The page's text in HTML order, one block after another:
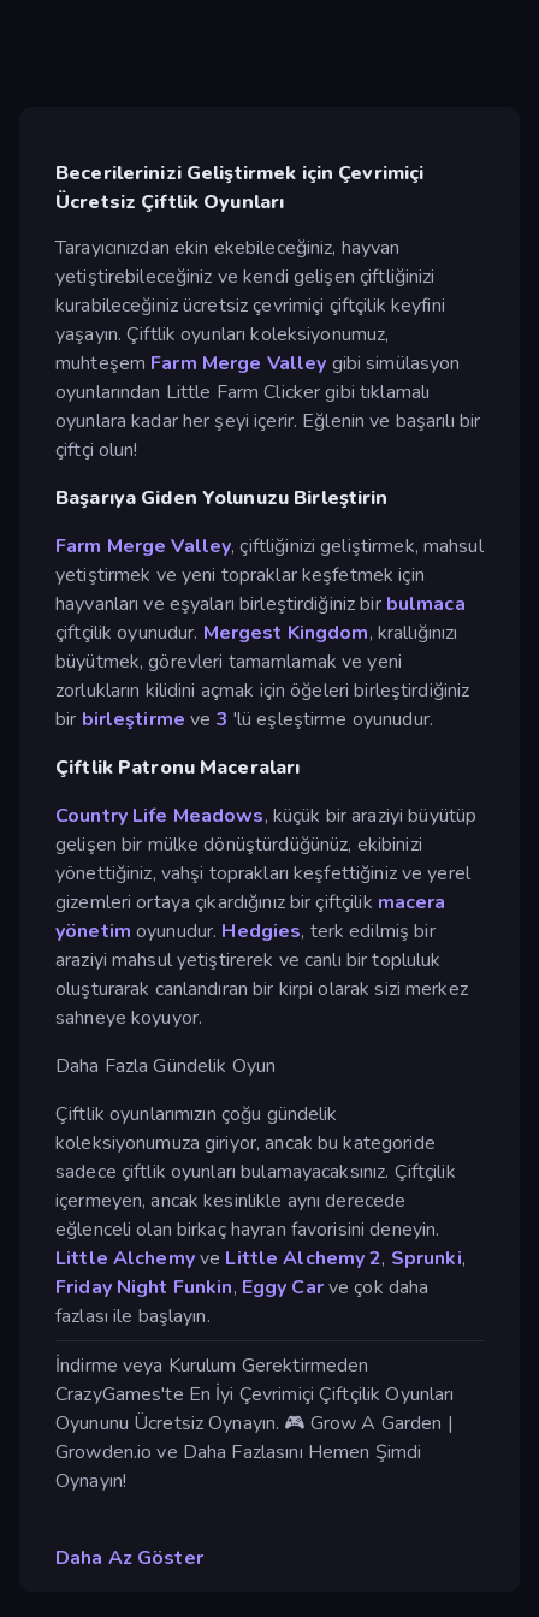
Becerilerinizi Geliştirmek için Çevrimiçi
Ücretsiz Çiftlik Oyunları
Tarayıcınızdan ekin ekebileceğiniz, hayvan
yetiştirebileceğiniz ve kendi gelişen çiftliğinizi
kurabileceğiniz ücretsiz çevrimiçi çiftçilik keyfini
yaşayın. Çiftlik oyunları koleksiyonumuz,
muhteşem Farm Merge Valley gibi simülasyon
oyunlarından Little Farm Clicker gibi tıklamalı
oyunlara kadar her şeyi içerir. Eğlenin ve başarılı bir
çiftçi olun!
Başarıya Giden Yolunuzu Birleştirin
Farm Merge Valley, çiftliğinizi geliştirmek, mahsul
yetiştirmek ve yeni topraklar keşfetmek için
hayvanları ve eşyaları birleştirdiğiniz bir bulmaca
çiftçilik oyunudur. Mergest Kingdom, krallığınızı
büyütmek, görevleri tamamlamak ve yeni
zorlukların kilidini açmak için öğeleri birleştirdiğiniz
bir birleştirme ve 3 'lü eşleştirme oyunudur.
Çiftlik Patronu Maceraları
Country Life Meadows, küçük bir araziyi büyütüp
gelişen bir mülke dönüştürdüğünüz, ekibinizi
yönettiğiniz, vahşi toprakları keşfettiğiniz ve yerel
gizemleri ortaya çıkardığınız bir çiftçilik macera
yönetim oyunudur. Hedgies, terk edilmiş bir
araziyi mahsul yetiştirerek ve canlı bir topluluk
oluşturarak canlandıran bir kirpi olarak sizi merkez
sahneye koyuyor.
Daha Fazla Gündelik Oyun
Çiftlik oyunlarımızın çoğu gündelik
koleksiyonumuza giriyor, ancak bu kategoride
sadece çiftlik oyunları bulamayacaksınız. Çiftçilik
içermeyen, ancak kesinlikle aynı derecede
eğlenceli olan birkaç hayran favorisini deneyin.
Little Alchemyve Little Alchemy 2, Sprunki,
Friday Night Funkin, Eggy Carve çok daha
fazlası ile başlayın.
İndirme veya Kurulum Gerektirmeden
CrazyGames'te En İyi Çevrimiçi Çiftçilik Oyunları
Oyununu Ücretsiz Oynayın. 🎮 Grow A Garden |
Growden.io ve Daha Fazlasını Hemen Şimdi
Oynayın!
Daha Az Göster